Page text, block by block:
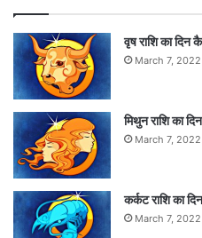
वृष राशि का दिन
March 7, 2022
मिथुन राशि का
March 7, 2022
कर्कट राशि का
March 7, 2022